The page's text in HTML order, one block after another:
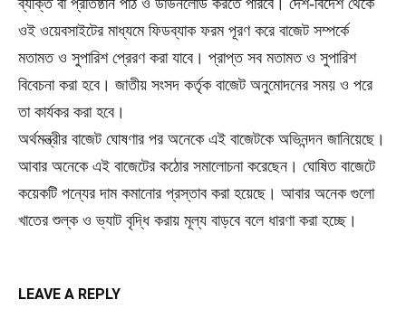
ব্যক্তি বা প্রতিষ্ঠান পাঠ ও ডাউনলোড করতে পারবে। দেশ-বিদেশ থেকে
ওই ওয়েবসাইটের মাধ্যমে ফিডব্যাক ফরম পূরণ করে বাজেট সম্পর্কে
মতামত ও সুপারিশ প্রেরণ করা যাবে। প্রাপ্ত সব মতামত ও সুপারিশ
বিবেচনা করা হবে। জাতীয় সংসদ কর্তৃক বাজেট অনুমোদনের সময় ও পরে
তা কার্যকর করা হবে।
অর্থমন্ত্রীর বাজেট ঘোষণার পর অনেকে এই বাজেটকে অভিনন্দন জানিয়েছে।
আবার অনেকে এই বাজেটের কঠোর সমালোচনা করেছেন। ঘোষিত বাজেটে
কয়েকটি পন্যের দাম কমানোর প্রস্তাব করা হয়েছে। আবার অনেক গুলো
খাতের শুল্ক ও ভ্যাট বৃদ্ধি করায় মূল্য বাড়বে বলে ধারণা করা হচ্ছে।
LEAVE A REPLY